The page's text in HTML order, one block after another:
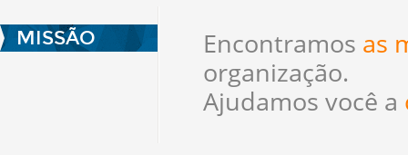
MISSÃO Encontramos as
organização.
Ajudamos você a